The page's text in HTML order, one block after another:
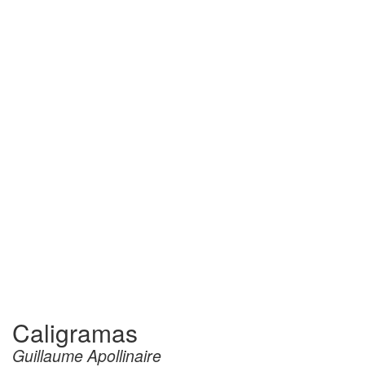
Caligramas
Guillaume Apollinaire